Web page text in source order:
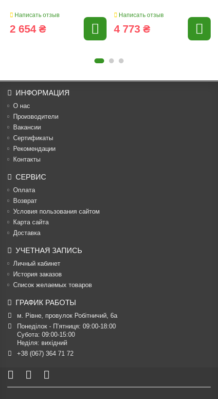
Написать отзыв
2 654 ₴
Написать отзыв
4 773 ₴
ИНФОРМАЦИЯ
О нас
Производители
Вакансии
Cертификаты
Рекомендации
Контакты
СЕРВИС
Оплата
Возврат
Условия пользования сайтом
Карта сайта
Доставка
УЧЕТНАЯ ЗАПИСЬ
Личный кабинет
История заказов
Список желаемых товаров
ГРАФИК РАБОТЫ
м. Рівне, провулок Робітничий, 6а
Понеділок - П’ятниця: 09:00-18:00
Субота: 09:00-15:00
Неділя: вихідний
+38 (067) 364 71 72